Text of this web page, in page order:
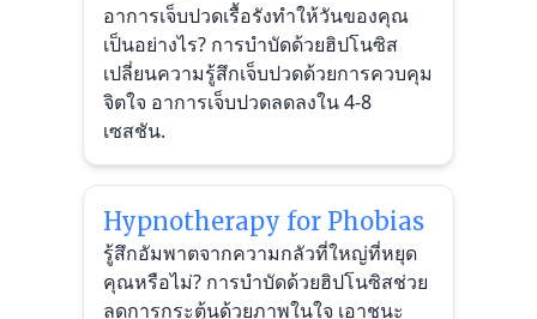
อาการเจ็บปวดเรื้อรังทำให้วันของคุณ
เป็นอย่างไร? การบำบัดด้วยฮิปโนซิส
เปลี่ยนความรู้สึกเจ็บปวดด้วยการควบคุม
จิตใจ อาการเจ็บปวดลดลงใน 4-8
เซสชัน.
Hypnotherapy for Phobias
รู้สึกอัมพาตจากความกลัวที่ใหญ่ที่หยุด
คุณหรือไม่? การบำบัดด้วยฮิปโนซิสช่วย
ลดการกระตุ้นด้วยภาพในใจ เอาชนะ